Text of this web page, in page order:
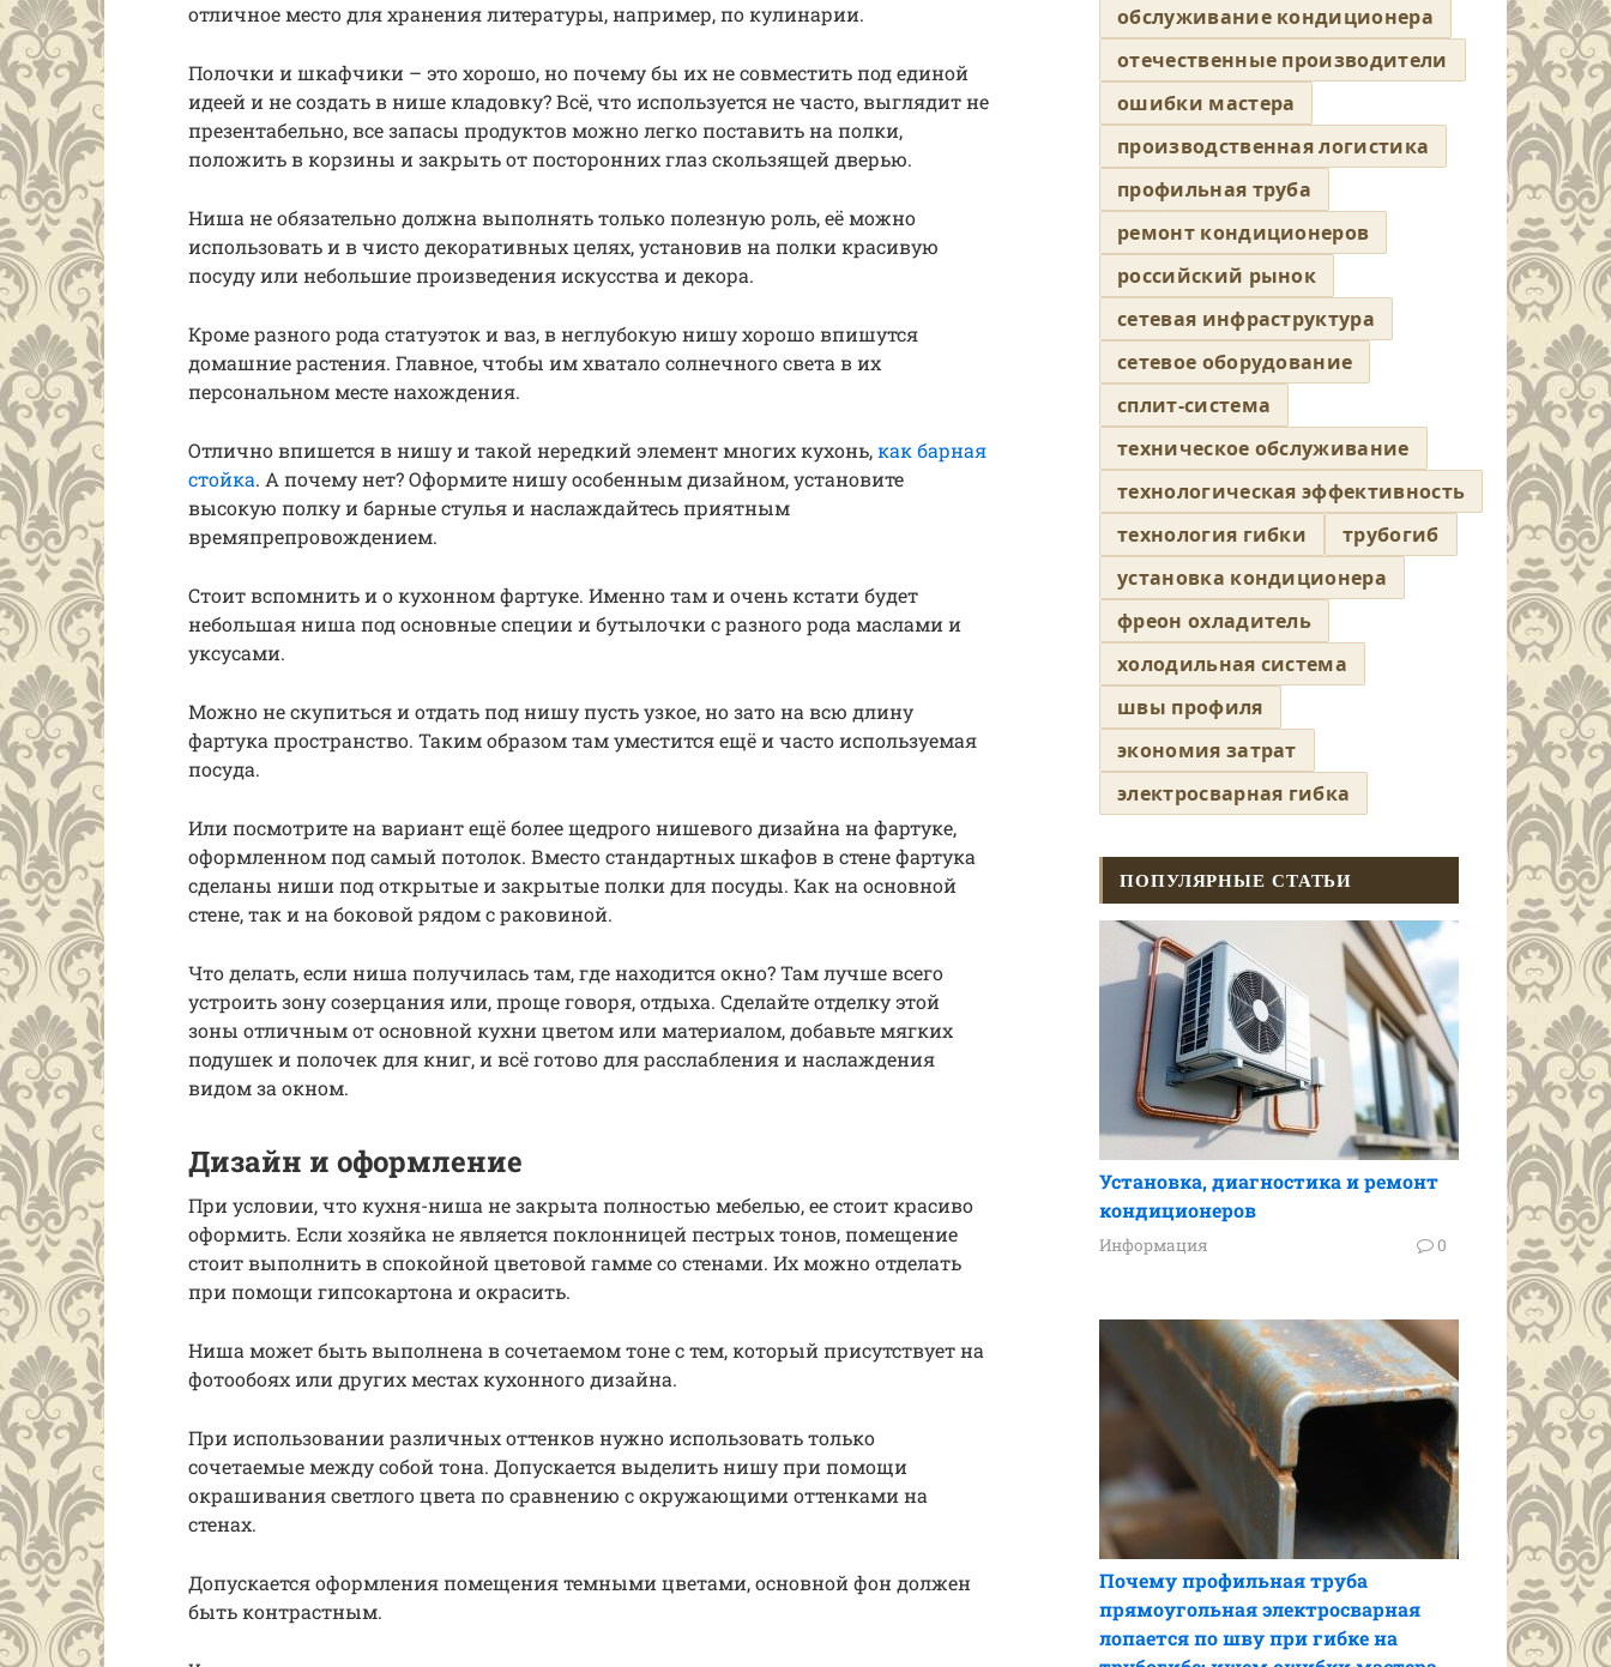
отличное место для хранения литературы, например, по кулинарии.
Полочки и шкафчики – это хорошо, но почему бы их не совместить под единой
идеей и не создать в нише кладовку? Всё, что используется не часто, выглядит не
презентабельно, все запасы продуктов можно легко поставить на полки,
положить в корзины и закрыть от посторонних глаз скользящей дверью.
Ниша не обязательно должна выполнять только полезную роль, её можно
использовать и в чисто декоративных целях, установив на полки красивую
посуду или небольшие произведения искусства и декора.
Кроме разного рода статуэток и ваз, в неглубокую нишу хорошо впишутся
домашние растения. Главное, чтобы им хватало солнечного света в их
персональном месте нахождения.
Отлично впишется в нишу и такой нередкий элемент многих кухонь,как барная
стойка. А почему нет? Оформите нишу особенным дизайном, установите
высокую полку и барные стулья и наслаждайтесь приятным
времяпрепровождением.
Стоит вспомнить и о кухонном фартуке. Именно там и очень кстати будет
небольшая ниша под основные специи и бутылочки с разного рода маслами и
уксусами.
Можно не скупиться и отдать под нишу пусть узкое, но зато на всю длину
фартука пространство. Таким образом там уместится ещё и часто используемая
посуда.
Или посмотрите на вариант ещё более щедрого нишевого дизайна на фартуке,
оформленном под самый потолок. Вместо стандартных шкафов в стене фартука
сделаны ниши под открытые и закрытые полки для посуды. Как на основной
стене, так и на боковой рядом с раковиной.
Что делать, если ниша получилась там, где находится окно? Там лучше всего
устроить зону созерцания или, проще говоря, отдыха. Сделайте отделку этой
зоны отличным от основной кухни цветом или материалом, добавьте мягких
подушек и полочек для книг, и всё готово для расслабления и наслаждения
видом за окном.
Дизайн и оформление
При условии, что кухня-ниша не закрыта полностью мебелью, ее стоит красиво
оформить. Если хозяйка не является поклонницей пестрых тонов, помещение
стоит выполнить в спокойной цветовой гамме со стенами. Их можно отделать
при помощи гипсокартона и окрасить.
Ниша может быть выполнена в сочетаемом тоне с тем, который присутствует на
фотообоях или других местах кухонного дизайна.
При использовании различных оттенков нужно использовать только
сочетаемые между собой тона. Допускается выделить нишу при помощи
окрашивания светлого цвета по сравнению с окружающими оттенками на
стенах.
Допускается оформления помещения темными цветами, основной фон должен
быть контрастным.
обслуживание кондиционера
отечественные производители
ошибки мастера
производственная логистика
профильная труба
ремонт кондиционеров
российский рынок
сетевая инфраструктура
сетевое оборудование
сплит-система
техническое обслуживание
технологическая эффективность
технология гибки
трубогиб
установка кондиционера
фреон охладитель
холодильная система
швы профиля
экономия затрат
электросварная гибка
ПОПУЛЯРНЫЕ СТАТЬИ
Установка, диагностика и ремонт
кондиционеров
Информация 0
Почему профильная труба
прямоугольная электросварная
лопается по шву при гибке на